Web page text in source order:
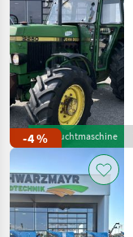
-4 %Gebrauchtmaschine